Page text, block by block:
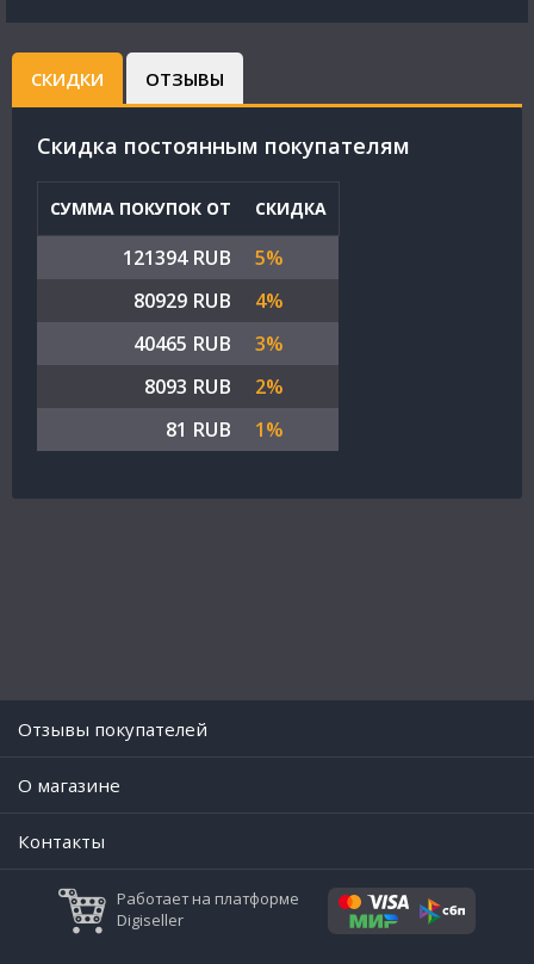
СКИДКИ ОТЗЫВЫ
Cкидка постоянным покупателям
СУММА ПОКУПОК ОТ СКИДКА
121394 RUB
5%
80929 RUB
4%
40465 RUB
3%
8093 RUB
2%
81 RUB
1%
Отзывы покупателей
O магазине
Контакты
Работает на платформе
Digiseller